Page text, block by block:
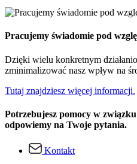
Pracujemy świadomie pod
Dzięki wielu konkretnym
zminimalizować nasz wpływ na
Tutaj znajdziesz więcej informacji.
Potrzebujesz pomocy w
odpowiemy na Twoje pytania.
Kontakt